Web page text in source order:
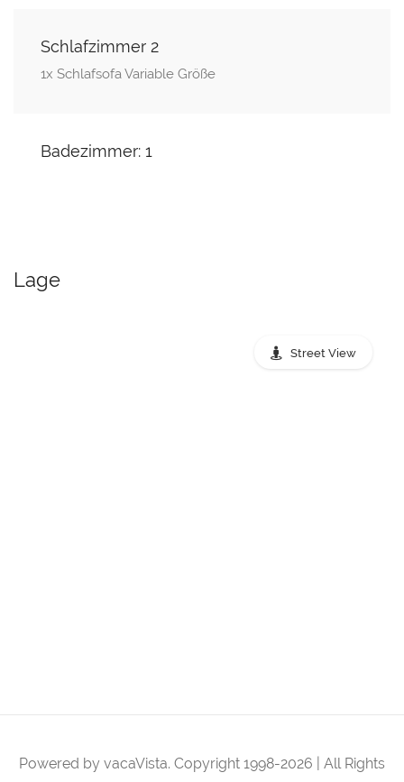
Schlafzimmer 2
1x Schlafsofa Variable Größe
Badezimmer: 1
Lage
Street View
Powered by vacaVista. Copyright 1998-2026 | All Rights